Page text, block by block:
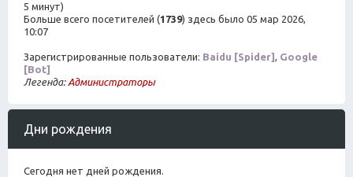
5 минут)
Больше всего посетителей (1739) здесь было 05 мар 2026,
10:07
Зарегистрированные пользователи: Baidu [Spider] , Google
[Bot]
Легенда: Администраторы
Дни рождения
Сегодня нет дней рождения.